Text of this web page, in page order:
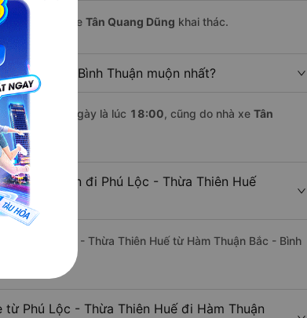
, do nhà xe Tân Quang Dũng khai thác.
Bắc - Bình Thuận muộn nhất?
cùng trong ngày là lúc 18:00, cũng do nhà xe Tân
- Bình Thuận đi Phú Lộc - Thừa Thiên Huế
đi Phú Lộc - Thừa Thiên Huế từ Hàm Thuận Bắc - Bình
Phú Lộc - Thừa Thiên Huế đi Hàm Thuận